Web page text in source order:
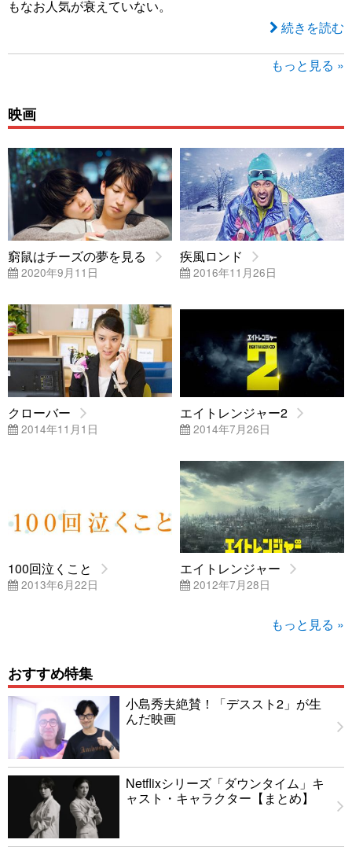
もなお人気が衰えていない。
続きを読む
もっと見る »
映画
窮鼠はチーズの夢を見る
2020年9月11日
疾風ロンド
2016年11月26日
クローバー
2014年11月1日
エイトレンジャー2
2014年7月26日
100回泣くこと
2013年6月22日
エイトレンジャー
2012年7月28日
もっと見る »
おすすめ特集
小島秀夫絶賛！「デススト2」が生
んだ映画
Netflixシリーズ「ダウンタイム」キ
ャスト・キャラクター【まとめ】